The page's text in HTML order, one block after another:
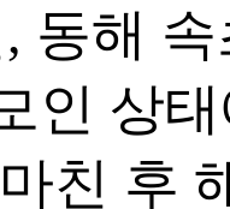
동해
인 상
친 후